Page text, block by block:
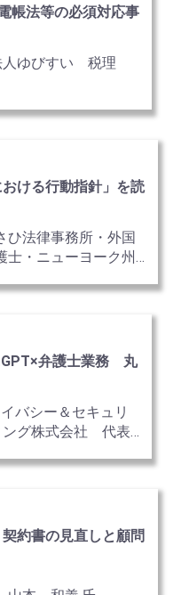
帳法等の必須対応事
人ゆびすい 税理
ける行動指針」を読
ひ法律事務所・外国
・ニューヨーク州
弁護士業務 丸
バシー＆セキュリ
ング株式会社 代表
約書の見直しと顧問